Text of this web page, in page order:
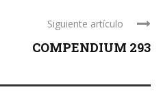
Siguiente artículo
COMPENDIUM 293